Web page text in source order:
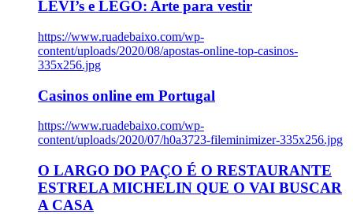
LEVI’s e LEGO: Arte para vestir
https://www.ruadebaixo.com/wp-
content/uploads/2020/08/apostas-online-top-casinos-
335x256.jpg
Casinos online em Portugal
https://www.ruadebaixo.com/wp-
content/uploads/2020/07/h0a3723-fileminimizer-335x256.jpg
O LARGO DO PAÇO É O RESTAURANTE
ESTRELA MICHELIN QUE O VAI BUSCAR
A CASA